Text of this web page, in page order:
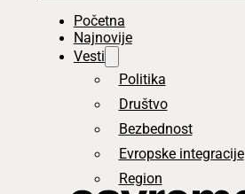
Početna
Najnovije
Vesti
Politika
Društvo
Bezbednost
Evropske integracije
Region